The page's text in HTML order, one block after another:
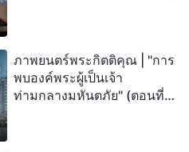
ภาพยนตร์พระกิตติคุณ | "การ
พบองค์พระผู้เป็นเจ้า
ท่ามกลางมหันตภัย" (ตอนที่